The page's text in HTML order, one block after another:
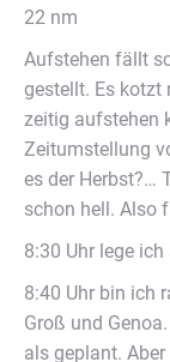
22 nm
Aufstehen fällt
gestellt. Es kotzt
zeitig aufstehen
Zeitumstellung
es der Herbst?…
schon hell. Also
8:30 Uhr lege
8:40 Uhr bin ich
Groß und
als geplant.